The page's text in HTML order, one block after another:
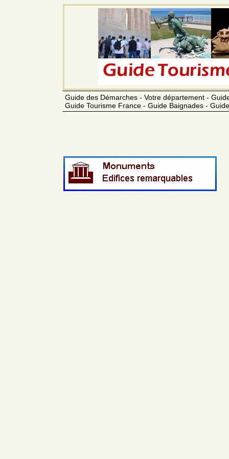
Guide des Démarches - Votre département -
Guide Tourisme France - Guide Baignades -